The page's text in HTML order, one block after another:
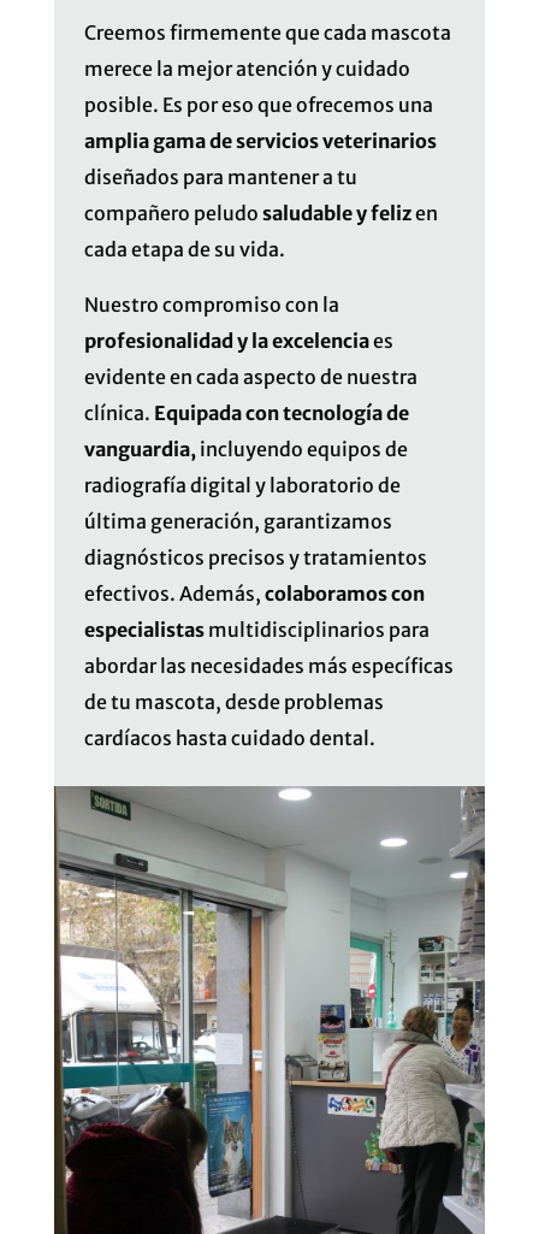
Creemos firmemente que cada mascota
merece la mejor atención y cuidado
posible. Es por eso que ofrecemos una
amplia gama de servicios veterinarios
diseñados para mantener a tu
compañero peludo saludable y felizen
cada etapa de su vida.
Nuestro compromiso con la
profesionalidad y la excelenciaes
evidente en cada aspecto de nuestra
clínica. Equipada con tecnología de
vanguardia,incluyendo equipos de
radiografía digital y laboratorio de
última generación, garantizamos
diagnósticos precisos y tratamientos
efectivos. Además, colaboramos con
especialistasmultidisciplinarios para
abordar las necesidades más específicas
de tu mascota, desde problemas
cardíacos hasta cuidado dental.